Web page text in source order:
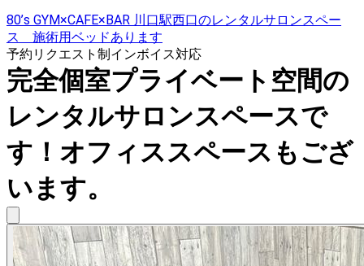
80’s GYM×CAFE×BAR 川口駅西口のレンタルサロンスペー
ス 施術用ベッドあります
予約リクエスト制インボイス対応
完全個室プライベート空間の
レンタルサロンスペースで
す！オフィススペースもござ
います。